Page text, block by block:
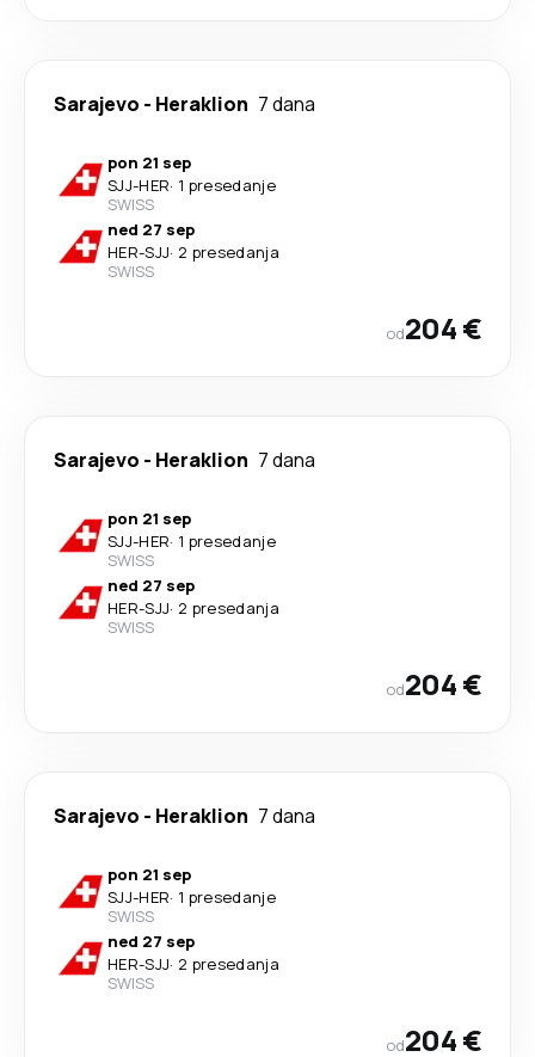
Sarajevo - Heraklion 7 dana
pon 21 sep
SJJ-HER· 1 presedanje
SWISS
ned 27 sep
HER-SJJ· 2 presedanja
SWISS
od204 €
Sarajevo - Heraklion 7 dana
pon 21 sep
SJJ-HER· 1 presedanje
SWISS
ned 27 sep
HER-SJJ· 2 presedanja
SWISS
od204 €
Sarajevo - Heraklion 7 dana
pon 21 sep
SJJ-HER· 1 presedanje
SWISS
ned 27 sep
HER-SJJ· 2 presedanja
SWISS
od204 €